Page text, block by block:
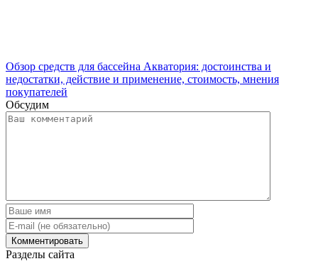
Обзор средств для бассейна Акватория: достоинства и
недостатки, действие и применение, стоимость, мнения
покупателей
Обсудим
Разделы сайта